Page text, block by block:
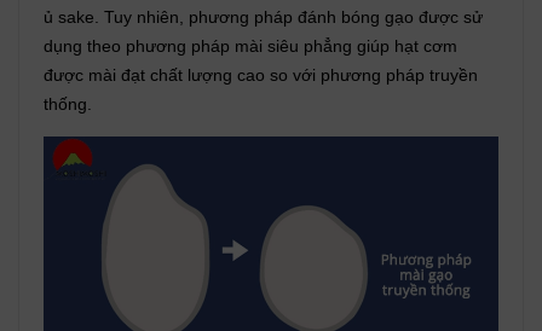
ủ sake. Tuy nhiên, phương pháp đánh bóng gạo được sử
dụng theo phương pháp mài siêu phẳng giúp hạt cơm
được mài đạt chất lượng cao so với phương pháp truyền
thống.